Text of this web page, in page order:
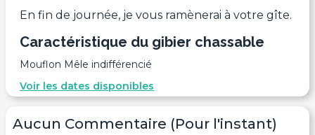
En fin de journée, je vous ramènerai à votre gîte.
Caractéristique du gibier chassable
Mouflon Mêle indifférencié
Voir les dates disponibles
Aucun Commentaire (Pour l'instant)